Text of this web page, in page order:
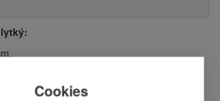
Cookies